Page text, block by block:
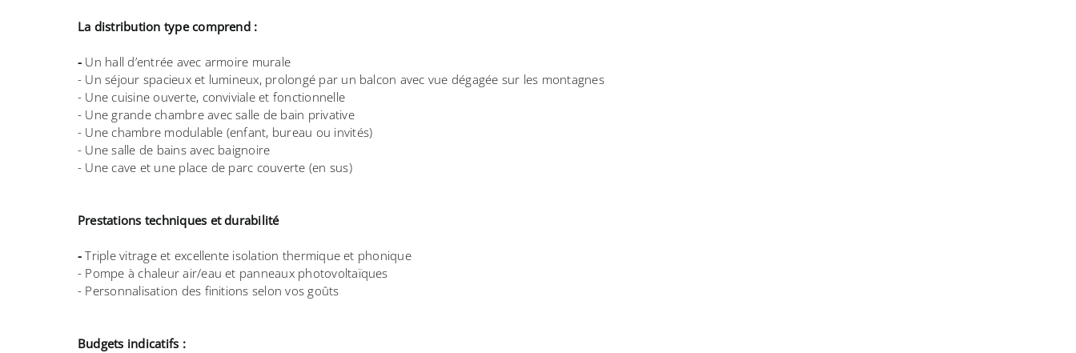
La distribution type comprend :
- Un hall d’entrée avec armoire murale
- Un séjour spacieux et lumineux, prolongé par un balcon avec vue dégagée sur les montagnes
- Une cuisine ouverte, conviviale et fonctionnelle
- Une grande chambre avec salle de bain privative
- Une chambre modulable (enfant, bureau ou invités)
- Une salle de bains avec baignoire
- Une cave et une place de parc couverte (en sus)
Prestations techniques et durabilité
-Triple vitrage et excellente isolation thermique et phonique
- Pompe à chaleur air/eau et panneaux photovoltaïques
- Personnalisation des finitions selon vos goûts
Budgets indicatifs :